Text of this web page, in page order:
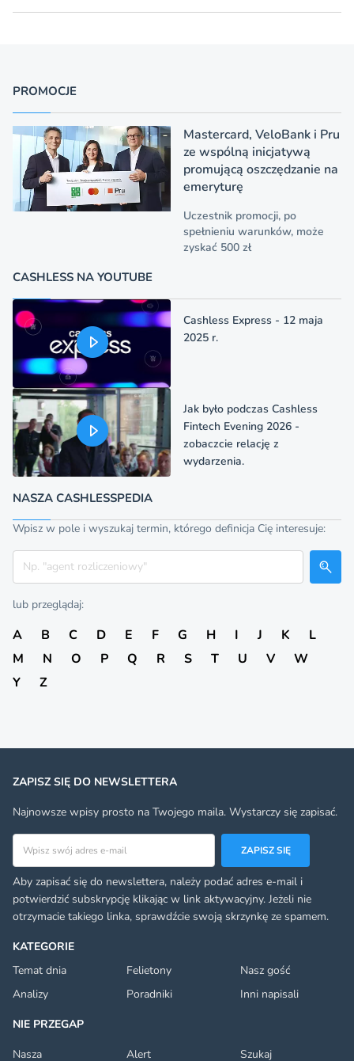
PROMOCJE
Mastercard, VeloBank i Pru
ze wspólną inicjatywą
promującą oszczędzanie na
emeryturę
Uczestnik promocji, po
spełnieniu warunków, może
zyskać 500 zł
CASHLESS NA YOUTUBE
Cashless Express - 12 maja
2025 r.
Jak było podczas Cashless
Fintech Evening 2026 -
zobaczcie relację z
wydarzenia.
NASZA CASHLESSPEDIA
Wpisz w pole i wyszukaj termin, którego definicja Cię interesuje:
Szukaj
lub przeglądaj:
A B C D E F G H I J K
L
M
N O P Q R S T U V
W
Y
Z
KATEGORIE
Temat dnia
Felietony
Nasz gość
Analizy
Poradniki
Inni napisali
NIE PRZEGAP
Nasza
Alert Szukaj
ZAPISZ SIĘ DO NEWSLETTERA
Najnowsze wpisy prosto na Twojego maila. Wystarczy się zapisać.
Adres email
ZAPISZ SIĘ
Aby zapisać się do newslettera, należy podać adres e-mail i
potwierdzić subskrypcję klikając w link aktywacyjny. Jeżeli nie
otrzymacie takiego linka, sprawdźcie swoją skrzynkę ze spamem.